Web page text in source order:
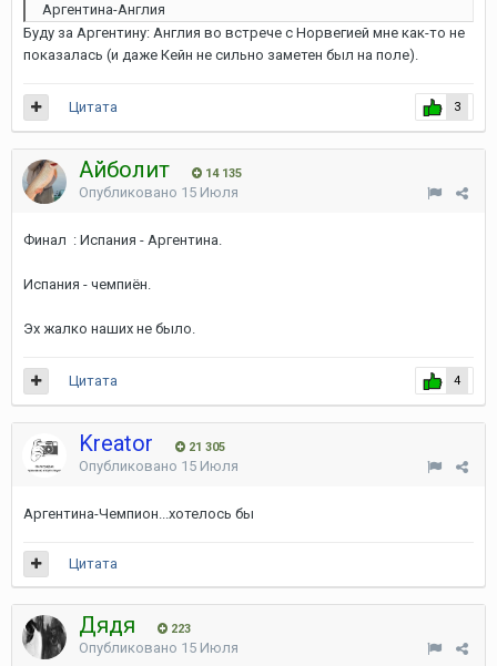
Аргентина-Англия
Буду за Аргентину: Англия во встрече с Норвегией мне как-то не
показалась (и даже Кейн не сильно заметен был на поле).
3
Цитата
Айболит 14 135
Опубликовано 15 Июля
Финал : Испания - Аргентина.
Испания - чемпиён.
Эх жалко наших не было.
4
Цитата
Kreator 21 305
Опубликовано 15 Июля
Аргентина-Чемпион...хотелось бы
Цитата
Дядя 223
Опубликовано 15 Июля